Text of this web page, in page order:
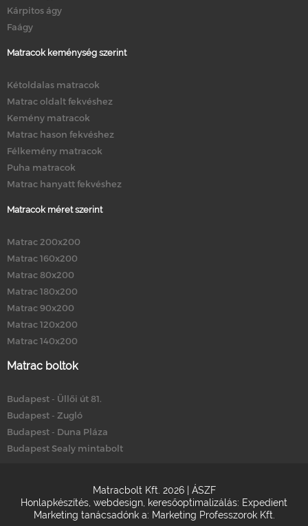
Kárpitos ágy
Faágy
Matracok keménység szerint
Kétoldalas matracok
Matrac oldalt fekvéshez
Kemény matracok
Matrac hason fekvéshez
Félkemény matracok
Puha matracok
Matrac hanyatt fekvéshez
Matracok méret szerint
Matrac 200x200
Matrac 160x200
Matrac 80x200
Matrac 180x200
Matrac 90x200
Matrac 120x200
Matrac 140x200
Matrac boltok
Budapest - Üllői út 81.
Budapest - Zugló
Budapest - Duna Pláza
Budapest Sealy mintabolt
Matracbolt Kft. 2026 | ÁSZF
Honlapkészítés webdesign keresőoptimalizálás: Expedient
Marketing tanácsadónk a: Marketing Professzorok Kft.